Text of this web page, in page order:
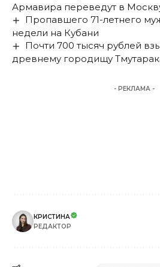
Армавира переведут в
Пропавшего 71-летнего
недели на Кубани
Почти 700 тысяч рублей
древнему городищу
- РЕКЛАМА -
КРИСТИНА
РЕДАКТОР